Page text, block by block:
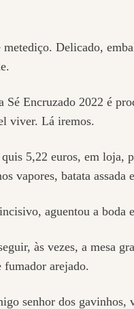
Delicado,
Sé Encruzado 2022 é
viver. Lá iremos.
5,22 euros, em loja,
vapores, batata
aguentou a boda
às vezes, a mesa
fumador arejado.
senhor dos gavinhos,